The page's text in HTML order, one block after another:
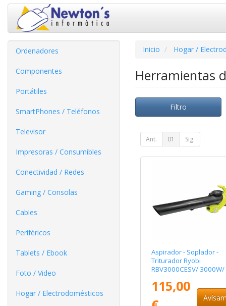
Ordenadores
Componentes
Portátiles
SmartPhones / Teléfonos
Televisor
Impresoras / Consumibles
Conectividad / Redes
Gaming / Consolas
Cables
Periféricos
Tablets / Ebook
Foto / Video
Hogar / Electrodomésticos
Inicio Hogar /
Herramientas
Filtro
Ant. 01 Sig.
Aspirador - Soplador -
Triturador Ryobi
RBV3000CESV/ 3000W/
Trituración 16:1
115,00